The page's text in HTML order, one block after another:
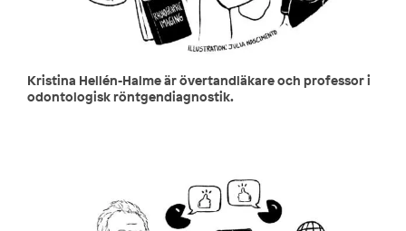
Kristina Hellén-Halme är övertandläkare och professor i
odontologisk röntgendiagnostik.